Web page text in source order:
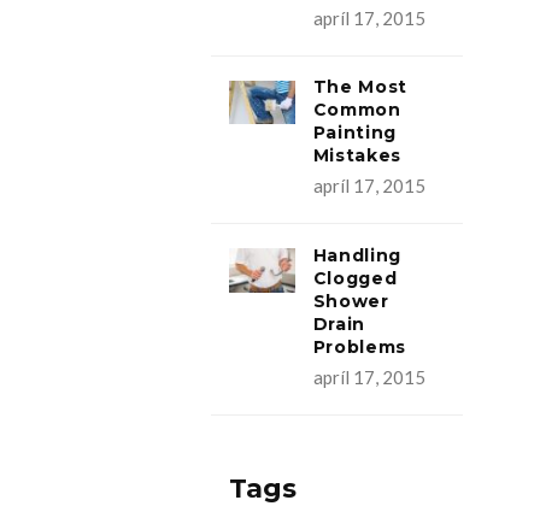
apríl 17, 2015
The Most
Common
Painting
Mistakes
apríl 17, 2015
Handling
Clogged
Shower
Drain
Problems
apríl 17, 2015
Tags